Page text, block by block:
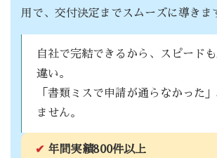
用で、交付決定までスムーズに導きま
自社で完結できるから、スピード
違い。
「書類ミスで申請が通らなかった
ません。
✔ 年間実績800件以上